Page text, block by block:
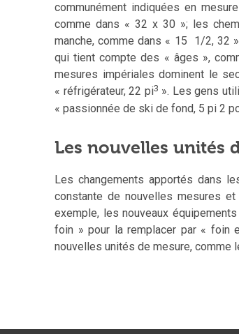
communément indiquées en
comme dans « 32 x 30 »; les
manche, comme dans « 15 1/2, 32
qui tient compte des « âges »,
mesures impériales dominent le
« réfrigérateur, 22 pi3 ». Les gens
« passionnée de ski de fond, 5 pi 2
Les nouvelles unités
Les changements apportés dans
constante de nouvelles mesures
exemple, les nouveaux
foin » pour la remplacer par « foin
nouvelles unités de mesure, comme